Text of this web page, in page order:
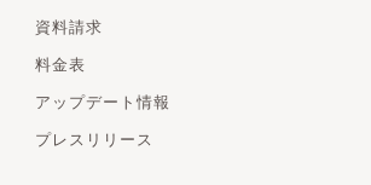
資料請求
料金表
アップデート情報
プレスリリース